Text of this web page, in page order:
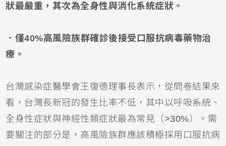
狀最嚴重，其次為全身性與消化系統症狀。
．僅40%高風險族群確診後接受口服抗病毒藥物治
療。
台灣感染症醫學會王復德理事長表示，從問卷結果來
看，台灣長新冠的發生比率不低，其中以呼吸系統、
全身性症狀與神經性類症狀最為常見（>30%）。需
要關注的部分是，高風險族群應該積極採用口服抗病